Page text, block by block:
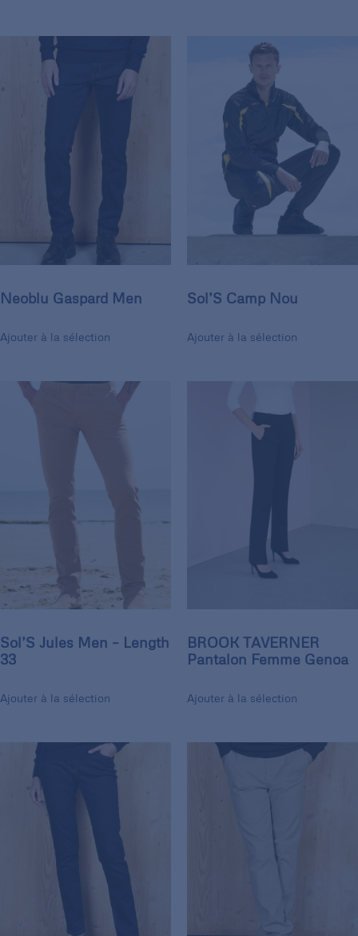
Neoblu Gaspard Men
Ajouter à la sélection
Sol’S Camp Nou
Ajouter à la sélection
Sol’S Jules Men – Length
33
Ajouter à la sélection
BROOK TAVERNER
Pantalon Femme Genoa
Ajouter à la sélection